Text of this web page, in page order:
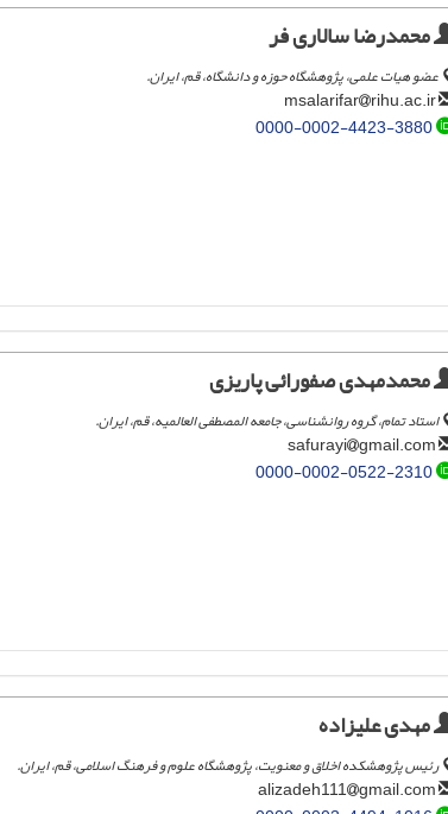
محمدرضا سالاری فر
عضو هیات علمی، پژوهشگاه حوزه و دانشگاه، قم، ایران.
rihu.ac.ir
0000-0002-4423-3880
محمدمهدی صفورائی پاریزی
استاد تمام، گروه روانشناسی، جامعه المصطفی العالمیه، قم، ایران.
gmail.com
0000-0002-0522-2310
مهدی علیزاده
رئیس پژوهشکده اخلاق و معنویت، پژوهشگاه علوم و فرهنگ اسلامی، قم، ایران.
gmail.com